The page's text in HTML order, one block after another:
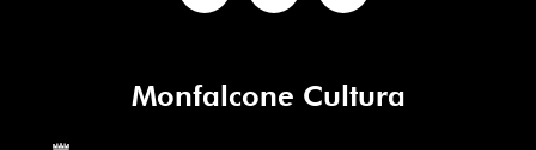
Monfalcone Cultura